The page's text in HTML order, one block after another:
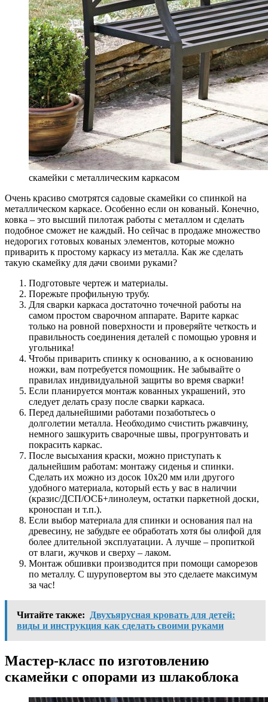
скамейки с металлическим каркасом
Очень красиво смотрятся садовые скамейки со спинкой на
металлическом каркасе. Особенно если он кованый. Конечно,
ковка – это высший пилотаж работы с металлом и сделать
подобное сможет не каждый. Но сейчас в продаже множество
недорогих готовых кованых элементов, которые можно
приварить к простому каркасу из металла. Как же сделать
такую скамейку для дачи своими руками?
Подготовьте чертеж и материалы.
Порежьте профильную трубу.
Для сварки каркаса достаточно точечной работы на
самом простом сварочном аппарате. Варите каркас
только на ровной поверхности и проверяйте четкость и
правильность соединения деталей с помощью уровня и
угольника!
Чтобы приварить спинку к основанию, а к основанию
ножки, вам потребуется помощник. Не забывайте о
правилах индивидуальной защиты во время сварки!
Если планируется монтаж кованных украшений, это
следует делать сразу после сварки каркаса.
Перед дальнейшими работами позаботьтесь о
долголетии металла. Необходимо счистить ржавчину,
немного зашкурить сварочные швы, прогрунтовать и
покрасить каркас.
После высыхания краски, можно приступать к
дальнейшим работам: монтажу сиденья и спинки.
Сделать их можно из досок 10х20 мм или другого
удобного материала, который есть у вас в наличии
(кразис/ДСП/ОСБ+линолеум, остатки паркетной доски,
кроноспан и т.п.).
Если выбор материала для спинки и основания пал на
древесину, не забудьте ее обработать хотя бы олифой для
более длительной эксплуатации. А лучше – пропиткой
от влаги, жучков и сверху – лаком.
Монтаж обшивки производится при помощи саморезов
по металлу. С шуруповертом вы это сделаете максимум
за час!
Читайте также:
Двухъярусная кровать для детей:
виды и инструкция как сделать своими руками
Мастер-класс по изготовлению
скамейки с опорами из шлакоблока